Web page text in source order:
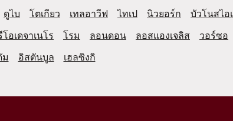
ดูไบ โตเกียว เทลอาวีฟ ไทเป นิวยอร์ก
บัวโนสไอ
โอเดจาเนโร โรม ลอนดอน ลอสแองเจลิส
วอร์ซอ
ม อิสตันบูล เฮลซิงกิ